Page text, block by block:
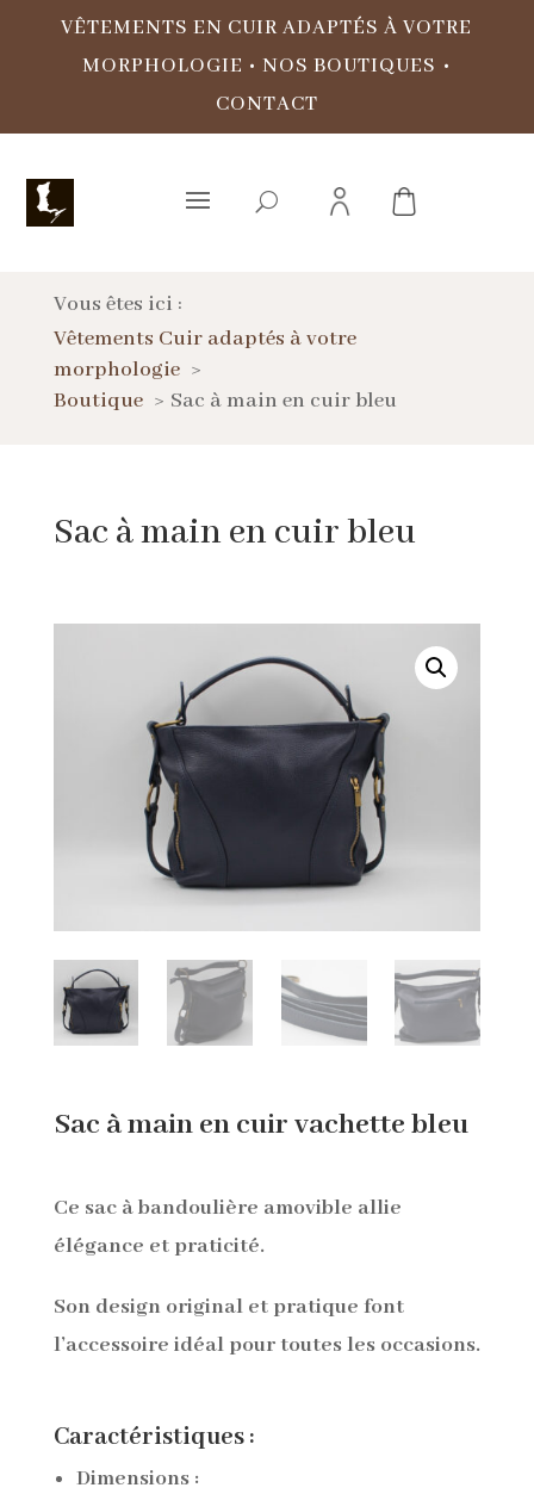
VÊTEMENTS EN CUIR ADAPTÉS À VOTRE
MORPHOLOGIE • NOS BOUTIQUES •
CONTACT
Vous êtes ici :
Vêtements Cuir adaptés à votre
morphologie
Boutique
Sac à main en cuir bleu
Sac à main en cuir bleu
Sac à main en cuir vachette bleu
Ce sac à bandoulière amovible allie
élégance et praticité.
Son design original et pratique font
l’accessoire idéal pour toutes les occasions.
Caractéristiques :
Dimensions :